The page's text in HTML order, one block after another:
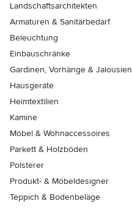
Landschaftsarchitekten
Armaturen & Sanitärbedarf
Beleuchtung
Einbauschränke
Gardinen, Vorhänge & Jalousien
Hausgeräte
Heimtextilien
Kamine
Möbel & Wohnaccessoires
Parkett & Holzböden
Polsterer
Produkt- & Möbeldesigner
Teppich & Bodenbeläge